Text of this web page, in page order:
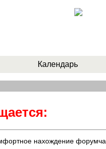
Календарь
нахождение